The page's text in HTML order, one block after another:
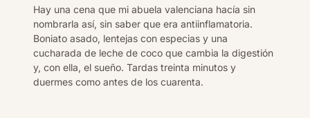
Hay una cena que mi abuela valenciana hacía sin
nombrarla así, sin saber que era antiinflamatoria.
Boniato asado, lentejas con especias y una
cucharada de leche de coco que cambia la digestión
y, con ella, el sueño. Tardas treinta minutos y
duermes como antes de los cuarenta.